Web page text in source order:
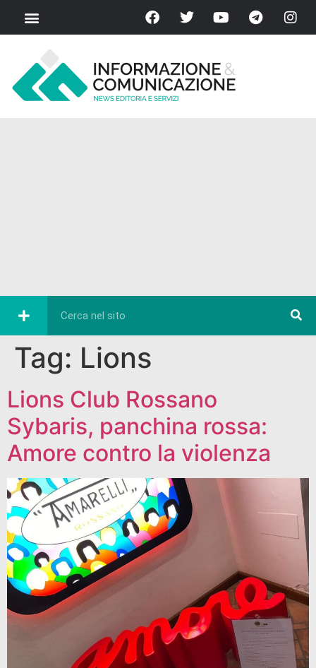
Tag: Lions
Lions Club Rossano
Sybaris, panchina rossa:
Amore contro la violenza